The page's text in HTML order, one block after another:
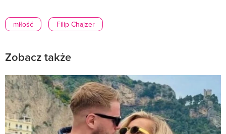
miłość Filip Chajzer
Zobacz także